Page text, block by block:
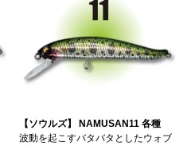
【ソウルズ】 NAMUSAN11 各種
波動を起こすバタバタとしたウォブ